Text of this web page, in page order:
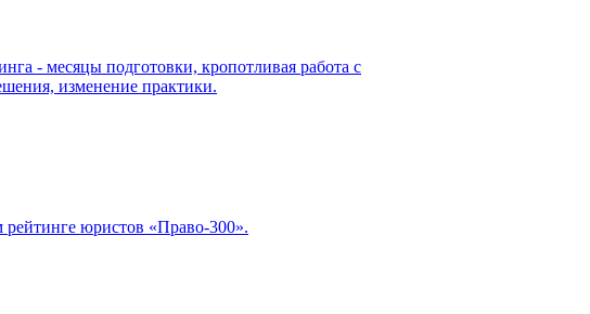
- месяцы подготовки, кропотливая работа с
изменение практики.
юристов «Право-300».